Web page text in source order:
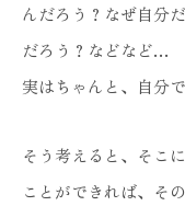
んだろう？なぜ自分
だろう？などなど…
実はちゃんと、自分
そう考えると、そこ
ことができれば、そ